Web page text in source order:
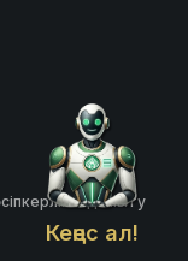
Кеңес ал!
дамыту